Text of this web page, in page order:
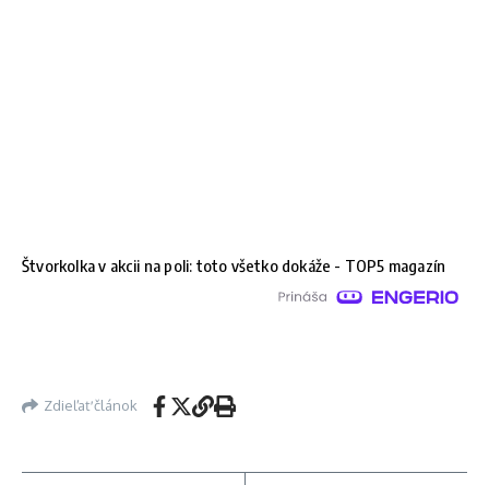
Štvorkolka v akcii na poli: toto všetko dokáže - TOP5 magazín
Zdieľať článok